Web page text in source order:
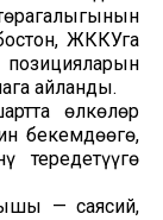
ЖККУга
позицияларын
айланды.
өлкөлөр
бекемдөөгө,
тереңдетүүгө
— саясий,